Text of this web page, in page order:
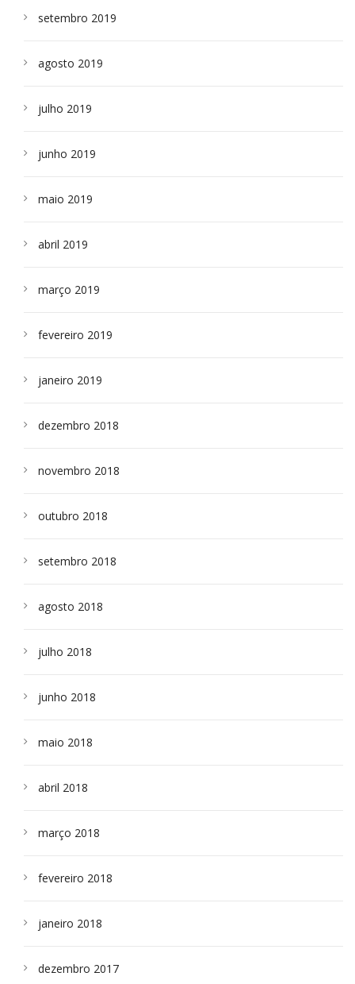
setembro 2019
agosto 2019
julho 2019
junho 2019
maio 2019
abril 2019
março 2019
fevereiro 2019
janeiro 2019
dezembro 2018
novembro 2018
outubro 2018
setembro 2018
agosto 2018
julho 2018
junho 2018
maio 2018
abril 2018
março 2018
fevereiro 2018
janeiro 2018
dezembro 2017